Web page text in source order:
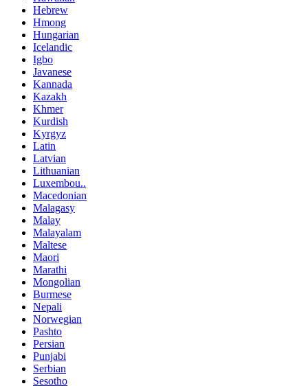
Hebrew
Hmong
Hungarian
Icelandic
Igbo
Javanese
Kannada
Kazakh
Khmer
Kurdish
Kyrgyz
Latin
Latvian
Lithuanian
Luxembou..
Macedonian
Malagasy
Malay
Malayalam
Maltese
Maori
Marathi
Mongolian
Burmese
Nepali
Norwegian
Pashto
Persian
Punjabi
Serbian
Sesotho